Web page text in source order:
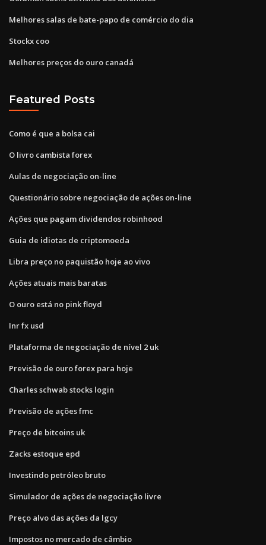
Melhores salas de bate-papo de comércio do dia
Stockx coo
Melhores preços do ouro canadá
Featured Posts
Como é que a bolsa cai
O livro cambista forex
Aulas de negociação on-line
Questionário sobre negociação de ações on-line
Ações que pagam dividendos robinhood
Guia de idiotas de criptomoeda
Libra preço no paquistão hoje ao vivo
Ações atuais mais baratas
O ouro está no pink floyd
Inr fx usd
Plataforma de negociação de nível 2 uk
Previsão de ouro forex para hoje
Charles schwab stocks login
Previsão de ações fmc
Preço de bitcoins uk
Zacks estoque epd
Investindo petróleo bruto
Simulador de ações de negociação livre
Preço alvo das ações da lgcy
Impostos no mercado de câmbio